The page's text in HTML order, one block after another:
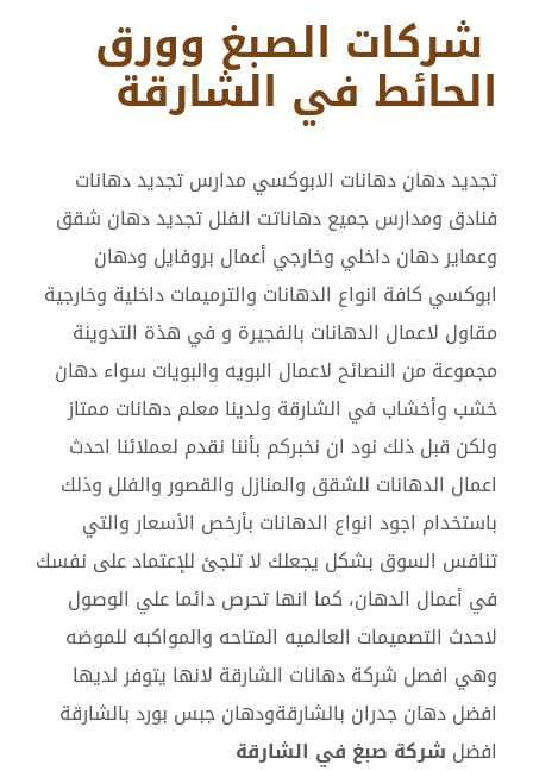
شركات الصبغ وورق
الحائط في الشارقة
تجديد دهان دهانات الابوكسي مدارس تجديد دهانات
فنادق ومدارس جميع دهاناتت الفلل تجديد دهان شقق
وعماير دهان داخلي وخارجي أعمال بروفايل ودهان
ابوكسي كافة انواع الدهانات والترميمات داخلية وخارجية
مقاول لاعمال الدهانات بالفجيرة و في هذة التدوينة
مجموعة من النصائح لاعمال البويه والبويات سواء دهان
خشب وأخشاب في الشارقة ولدينا معلم دهانات ممتاز
ولكن قبل ذلك نود ان نخبركم بأننا نقدم لعملائنا احدث
اعمال الدهانات للشقق والمنازل والقصور والفلل وذلك
باستخدام اجود انواع الدهانات بأرخص الأسعار والتي
تنافس السوق بشكل يجعلك لا تلجئ للإعتماد على نفسك
في أعمال الدهان، كما انها تحرص دائما علي الوصول
لاحدث التصميمات العالميه المتاحه والمواكبه للموضه
وهي افصل شركة دهانات الشارقة لانها يتوفر لديها
افضل دهان جدران بالشارقةودهان جبس بورد بالشارقة
افضل شركة صبغ في الشارقة